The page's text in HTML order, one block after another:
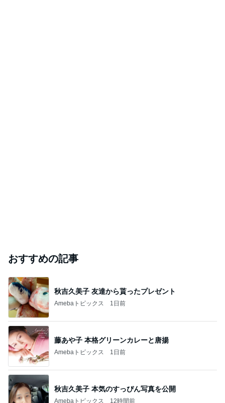
おすすめの記事
秋吉久美子 友達から貰ったプレゼント
Amebaトピックス 1日前
藤あや子 本格グリーンカレーと唐揚
Amebaトピックス 1日前
秋吉久美子 本気のすっぴん写真を公開
Amebaトピックス 12時間前